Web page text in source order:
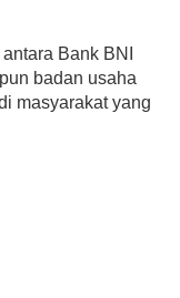
Bank BNI
badan usaha
masyarakat yang